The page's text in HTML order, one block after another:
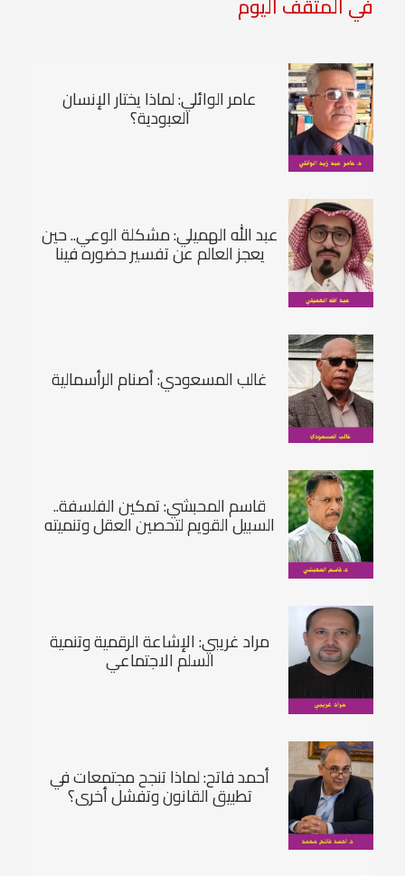
عامر الوائلي: لماذا يختار الإنسان
العبودية؟
عبد الله الهميلي: مشكلة الوعي.. حين
يعجز العالم عن تفسير حضوره فينا
غالب المسعودي: أصنام الرأسمالية
قاسم المحبشي: تمكين الفلسفة..
السبيل القويم لتحصين العقل وتنميته
مراد غريبي: الإشاعة الرقمية وتنمية
السلم الاجتماعي
أحمد فاتح: لماذا تنجح مجتمعات في
تطبيق القانون وتفشل أخری؟